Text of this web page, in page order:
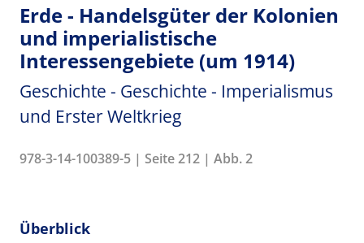
Erde - Handelsgüter der Kolonien
und imperialistische
Interessengebiete (um 1914)
Geschichte - Geschichte - Imperialismus
und Erster Weltkrieg
978-3-14-100389-5 | Seite 212 | Abb. 2
Überblick